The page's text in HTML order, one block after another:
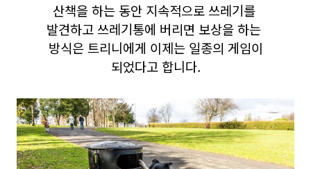
산책을 하는 동안 지속적으로 쓰레기를
발견하고 쓰레기통에 버리면 보상을 하는
방식은 트리니에게 이제는 일종의 게임이
되었다고 합니다.